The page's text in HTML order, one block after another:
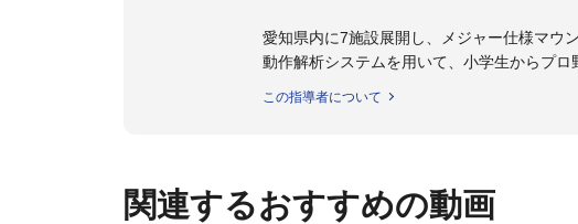
愛知県内に7施設展開し、メジャー仕様マウ
動作解析システムを用いて、小学生からプロ
この指導者について
関連するおすすめの動画